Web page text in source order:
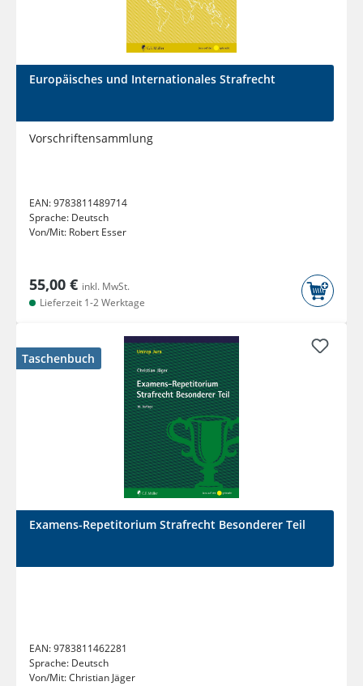
Europäisches und Internationales Strafrecht
Vorschriftensammlung
EAN:9783811489714
Sprache: Deutsch
Von/Mit: Robert Esser
55,00 € inkl. MwSt.
Lieferzeit 1-2 Werktage
Taschenbuch
Examens-Repetitorium Strafrecht Besonderer Teil
EAN:9783811462281
Sprache: Deutsch
Von/Mit:Christian Jäger